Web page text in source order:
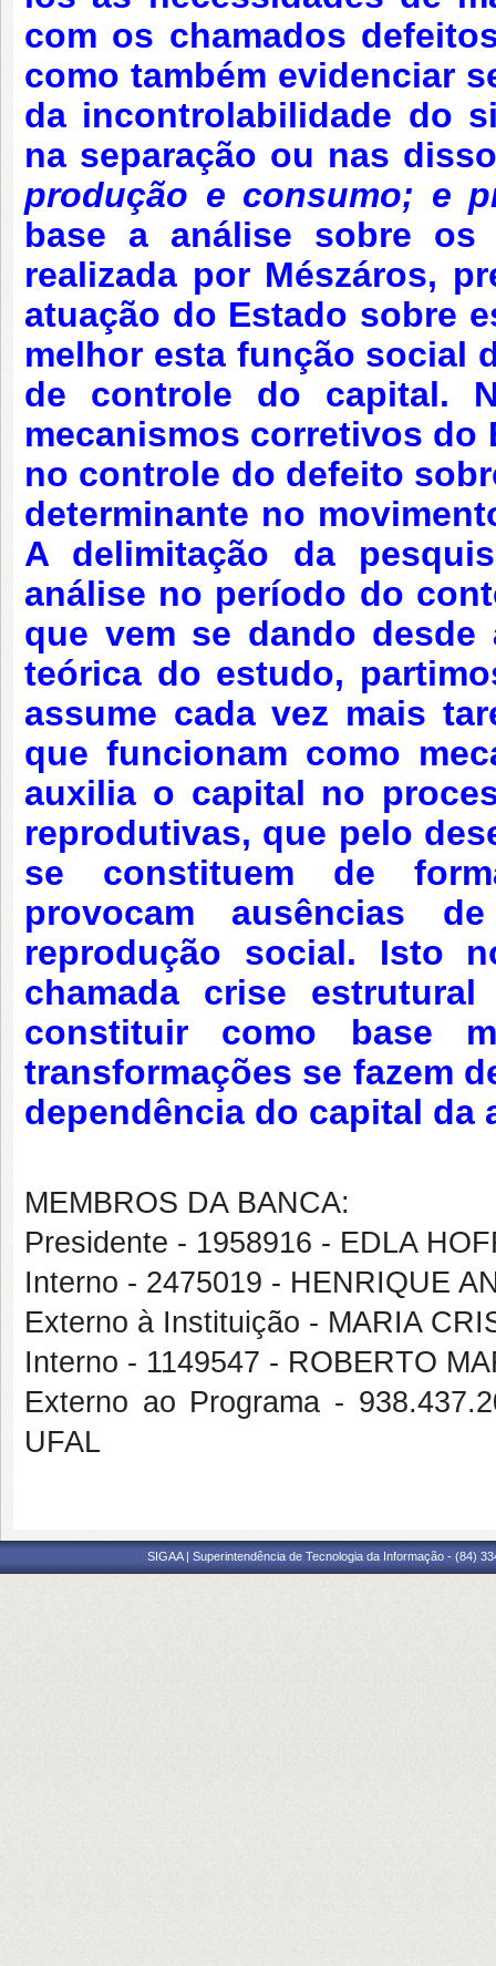
com os chamados
como também evidenciar
da incontrolabilidade do
na separação ou nas
produção e consumo; e
base a análise sobre
realizada por Mészáros,
atuação do Estado sobre
melhor esta função social
de controle do capital.
mecanismos corretivos do
no controle do defeito
determinante no
A delimitação da
análise no período do
que vem se dando desde
teórica do estudo,
assume cada vez mais
que funcionam como
auxilia o capital no
reprodutivas, que pelo
se constituem de
provocam ausências
reprodução social. Isto
chamada crise
constituir como base
transformações se fazem
dependência do capital da
MEMBROS DA BANCA:
Presidente - 1958916 - EDLA
Interno - 2475019 - HENRIQUE
Externo à Instituição - MARIA
Interno - 1149547 - ROBERTO
Externo ao Programa -
UFAL
SIGAA | Superintendência de Tecnologia da Informação - (84)